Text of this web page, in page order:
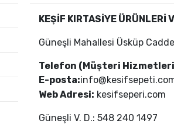
KEŞİF KIRTASİYE ÜRÜNLERİ
Güneşli Mahallesi Üsküp
Telefon (Müşteri
E-posta:
Web Adresi: kesifseperi.com
Güneşli V. D.: 548 240 1497